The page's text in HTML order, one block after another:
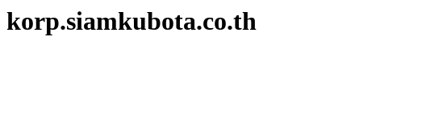
korp.siamkubota.co.th